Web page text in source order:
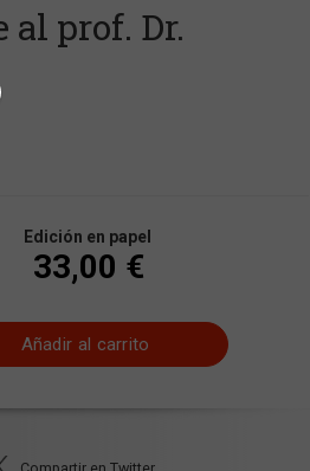
prof. Dr.
Edición en papel
33,00 €
Añadir al carrito